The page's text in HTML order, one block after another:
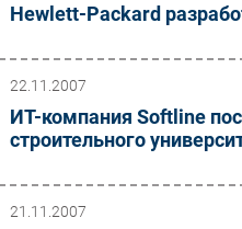
Hewlett-Packard
22.11.2007
ИТ-компания Softline
строительного
21.11.2007